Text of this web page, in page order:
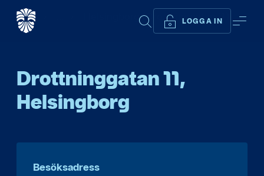
SÖK LOGGA IN
Start Helsingborg (Drottninggatan 11)
Drottninggatan 11,
Helsingborg
Besöksadress